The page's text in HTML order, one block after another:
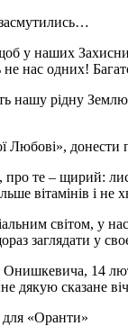
у наших
нас одних!
нашу рідну
Любові»,
те – щирий:
вітамінів і не
світом, у
заглядати у
Онишкевича, 14
дякую сказане
«Оранти»